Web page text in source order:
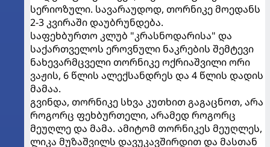
სერიოზული. სავარაუდოდ, თორნიკე მოედანს
2-3 კვირაში დაუბრუნდება.
საფეხბურთო კლუბ "კრასნოდარისა" და
საქართველოს ეროვნული ნაკრების შემტევი
ნახევარმცველი თორნიკე ოქრიაშვილი ორი
ვაჟის, 6 წლის ალექსანდრეს და 4 წლის დადის
მამაა.
გვინდა, თორნიკე სხვა კუთხით გაგაცნოთ, არა
როგორც ფეხბურთელი, არამედ როგორც
მეუღლე და მამა. ამიტომ თორნიკეს მეუღლეს,
ლიკა მუზაშვილს დავუკავშირდით და მასთან